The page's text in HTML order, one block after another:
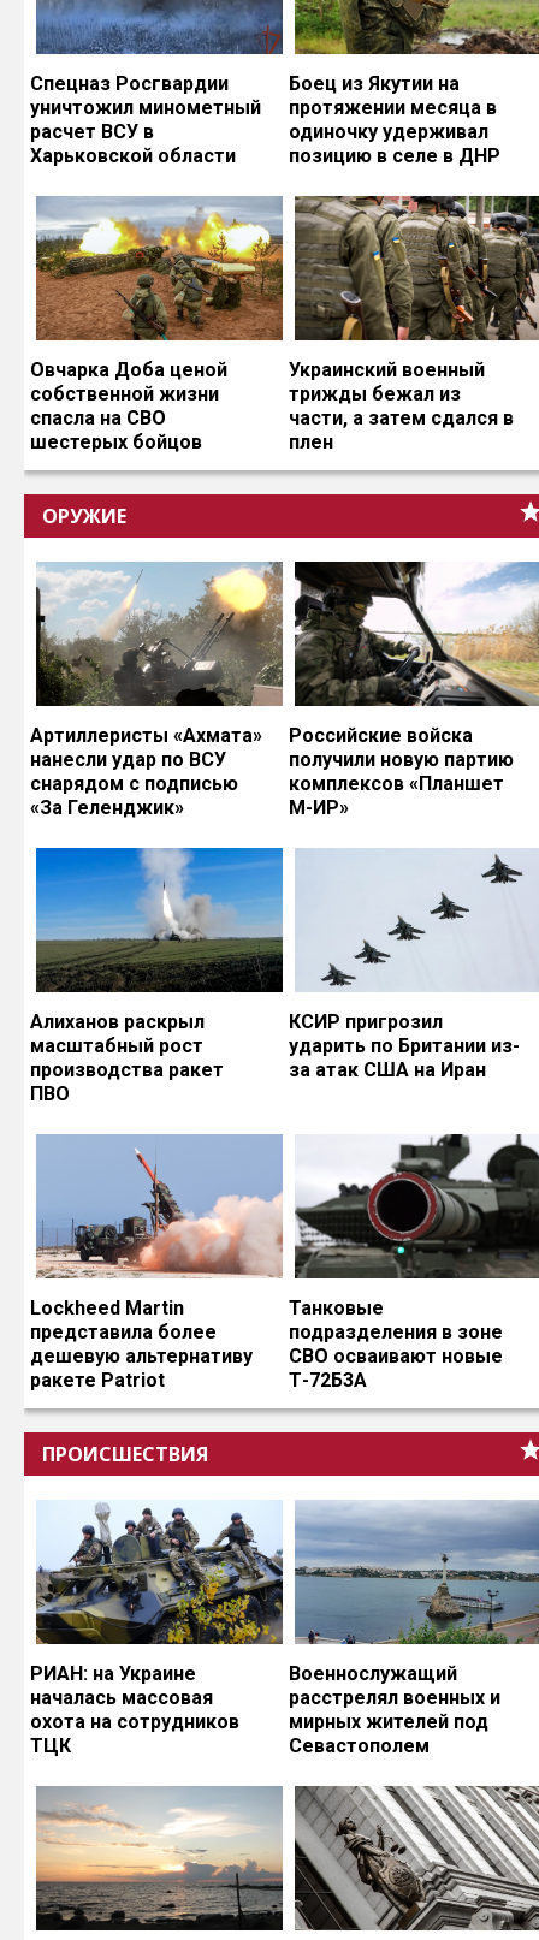
Спецназ Росгвардии
уничтожил минометный
расчет ВСУ в
Харьковской области
Боец из Якутии на
протяжении месяца в
одиночку удерживал
позицию в селе в ДНР
Овчарка Доба ценой
собственной жизни
спасла на СВО
шестерых бойцов
Украинский военный
трижды бежал из
части, а затем сдался в
плен
ОРУЖИЕ
Артиллеристы «Ахмата»
нанесли удар по ВСУ
снарядом с подписью
«За Геленджик»
Российские войска
получили новую партию
комплексов «Планшет
М-ИР»
Алиханов раскрыл
масштабный рост
производства ракет
ПВО
КСИР пригрозил
ударить по Британии из-
за атак США на Иран
Lockheed Martin
представила более
дешевую альтернативу
ракете Patriot
Танковые
подразделения в зоне
СВО осваивают новые
Т-72Б3А
ПРОИСШЕСТВИЯ
РИАН: на Украине
началась массовая
охота на сотрудников
ТЦК
Военнослужащий
расстрелял военных и
мирных жителей под
Севастополем